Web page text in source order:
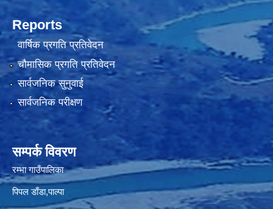
Reports
वार्षिक प्रगति प्रतिवेदन
चौमासिक प्रगति प्रतिवेदन
सार्वजनिक सुनुवाई
सार्वजनिक परीक्षण
सम्पर्क विवरण
रम्भा गाउँपालिका
पिपल डाँडा,पाल्पा